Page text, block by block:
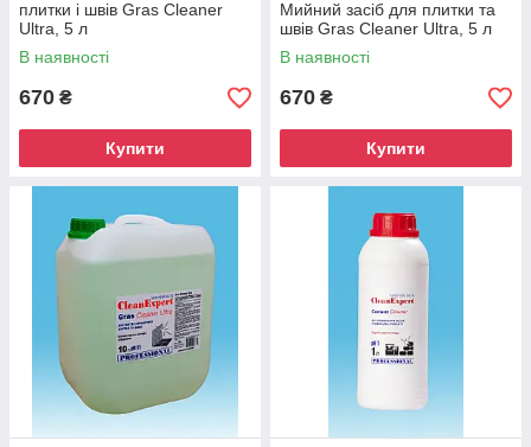
плитки і швів Gras Cleaner
Ultra, 5 л
В наявності
670 ₴
Купити
Мийний засіб для плитки та
швів Gras Cleaner Ultra, 5 л
В наявності
670 ₴
Купити